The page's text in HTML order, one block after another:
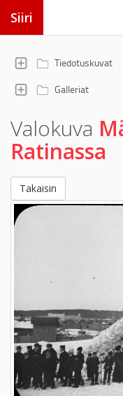
Siiri
Tiedotuskuvat
Galleriat
Valokuva
Ratinassa
Takaisin